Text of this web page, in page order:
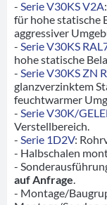
- Serie V30KS V2A
für hohe statische
aggressiver
- Serie V30KS
hohe statische
- Serie V30KS ZN
glanzverzinktem
feuchtwarmer
- Serie V30K/
Verstellbereich.
- Serie 1D2V:
- Halbschalen
-
auf Anfrage
- Montage/